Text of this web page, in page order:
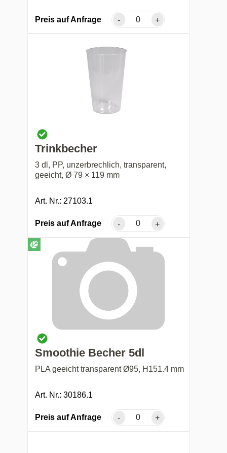
Preis auf Anfrage - +
Trinkbecher
3 dl, PP, unzerbrechlich, transparent,
geeicht, Ø 79 × 119 mm
Art. Nr.: 27103.1
Preis auf Anfrage - +
Smoothie Becher 5dl
PLA geeicht transparent Ø95, H151.4 mm
Art. Nr.: 30186.1
Preis auf Anfrage - +